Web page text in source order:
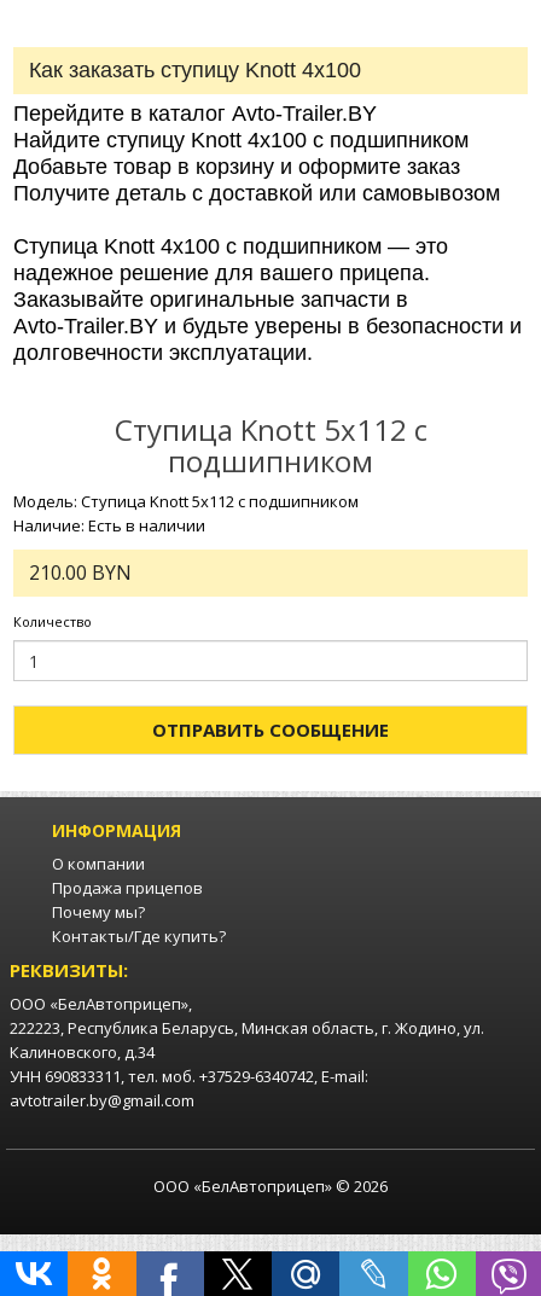
Как заказать ступицу Knott 4х100
Перейдите в каталог Avto‑Trailer.BY
Найдите ступицу Knott 4х100 с подшипником
Добавьте товар в корзину и оформите заказ
Получите деталь с доставкой или самовывозом
Ступица Knott 4х100 с подшипником — это
надежное решение для вашего прицепа.
Заказывайте оригинальные запчасти в
Avto‑Trailer.BY и будьте уверены в безопасности и
долговечности эксплуатации.
Ступица Knott 5х112 с
подшипником
Модель: Ступица Knott 5х112 с подшипником
Наличие: Есть в наличии
210.00 BYN
Количество
ОТПРАВИТЬ СООБЩЕНИЕ
ИНФОРМАЦИЯ
О компании
Продажа прицепов
Почему мы?
Контакты/Где купить?
РЕКВИЗИТЫ:
ООО «БелАвтоприцеп»,
222223, Республика Беларусь, Минская область, г. Жодино, ул.
Калиновского, д.34
УНН 690833311, тел. моб. +37529-6340742, E-mail:
avtotrailer.by@gmail.com
ООО «БелАвтоприцеп» © 2026